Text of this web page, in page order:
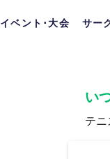
イベント･大会 サー
い
テニ